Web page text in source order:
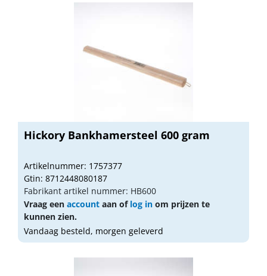
Hickory Bankhamersteel 600 gram
Artikelnummer: 1757377
Gtin: 8712448080187
Fabrikant artikel nummer: HB600
Vraag een account aan of log in om prijzen te
kunnen zien.
Vandaag besteld, morgen geleverd